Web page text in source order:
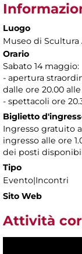
Luogo
Museo di Scultura
Orario
Sabato 14 maggio:
- apertura
dalle ore 20.00
- spettacoli ore
Biglietto
Ingresso gratuito
ingresso alle ore
dei posti
Tipo
Evento|Incontri
Sito Web
Attività